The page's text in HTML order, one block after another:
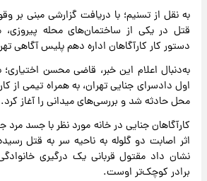
به نقل از تسنیم؛ با دریافت گزارشی مبنی بر
قتل در یکی از ساختمان‌های محله پیروزی،
دستور کار کارآگاهان اداره دهم پلیس آگاهی
به‌دنبال اعلام این خبر، قاضی محسن
اول دادسرای جنایی تهران، به همراه تیمی از
محل حادثه شد و بررسی‌های میدانی را آغاز کرد.
کارآگاهان جنایی در خانه مورد نظر با جسد
اثر اصابت دو گلوله به ناحیه سر به قتل
نشان داد مقتول قربانی یک درگیری
برادر کوچک‌تر اوست.